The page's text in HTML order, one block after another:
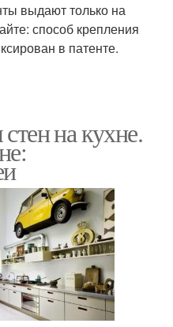
выдают только на
способ крепления
в патенте.
на кухне.